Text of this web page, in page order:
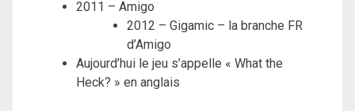
2011 – Amigo
2012 – Gigamic – la branche FR
d’Amigo
Aujourd’hui le jeu s’appelle « What the
Heck? » en anglais